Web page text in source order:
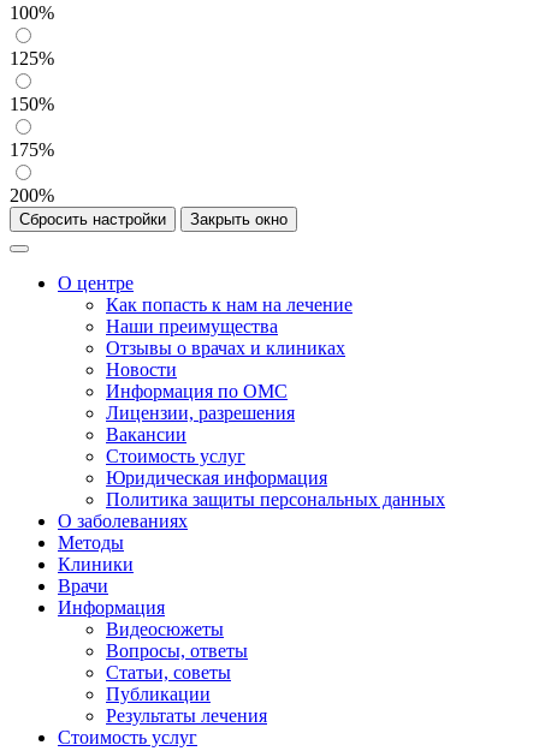
100%
125%
150%
175%
200%
Сбросить настройки Закрыть окно
О центре
Как попасть к нам на лечение
Наши преимущества
Отзывы о врачах и клиниках
Новости
Информация по ОМС
Лицензии, разрешения
Вакансии
Стоимость услуг
Юридическая информация
Политика защиты персональных данных
О заболеваниях
Методы
Клиники
Врачи
Информация
Видеосюжеты
Вопросы, ответы
Статьи, советы
Публикации
Результаты лечения
Стоимость услуг